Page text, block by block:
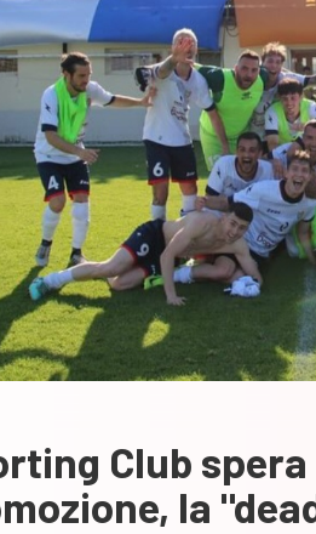
Club
la